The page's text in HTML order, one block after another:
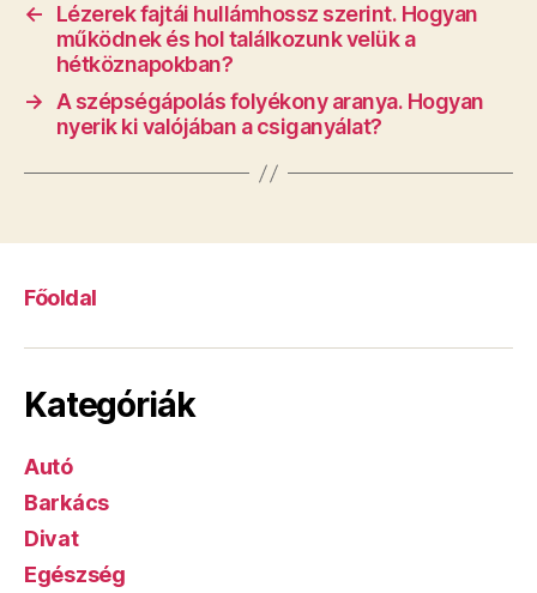
←
Lézerek fajtái hullámhossz szerint. Hogyan
működnek és hol találkozunk velük a
hétköznapokban?
→
A szépségápolás folyékony aranya. Hogyan
nyerik ki valójában a csiganyálat?
Főoldal
Kategóriák
Autó
Barkács
Divat
Egészség